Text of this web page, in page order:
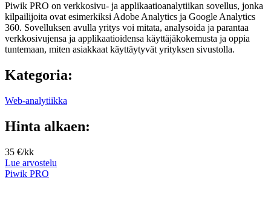
Piwik PRO on verkkosivu- ja applikaatioanalytiikan sovellus, jonka
kilpailijoita ovat esimerkiksi Adobe Analytics ja Google Analytics
360. Sovelluksen avulla yritys voi mitata, analysoida ja parantaa
verkkosivujensa ja applikaatioidensa käyttäjäkokemusta ja oppia
tuntemaan, miten asiakkaat käyttäytyvät yrityksen sivustolla.
Kategoria:
Web-analytiikka
Hinta alkaen:
35 €/kk
Lue arvostelu
Piwik PRO